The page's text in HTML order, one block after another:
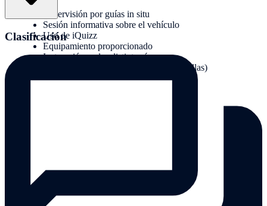
Supervisión por guías in situ
Sesión informativa sobre el vehículo
Uso de iQuizz
Equipamiento proporcionado
Instrucción en las distintas áreas
Entrega de premios (opcional con medallas)
Clasificación